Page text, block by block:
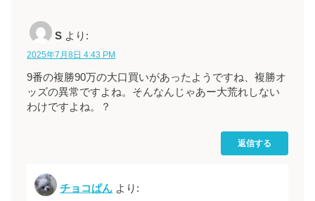
S より:
2025年7月8日 4:43 PM
9番の複勝90万の大口買いがあったようですね、複勝オ
ッズの異常ですよね。そんなんじゃあー大荒れしない
わけですよね。？
返信する
チョコぱん より: